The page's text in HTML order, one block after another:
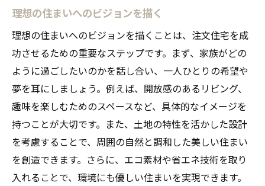
理想の住まいへのビジョンを描く
理想の住まいへのビジョンを描くことは、注文住宅を成
功させるための重要なステップです。まず、家族がどの
ように過ごしたいのかを話し合い、一人ひとりの希望や
夢を耳にしましょう。例えば、開放感のあるリビング、
趣味を楽しむためのスペースなど、具体的なイメージを
持つことが大切です。また、土地の特性を活かした設計
を考慮することで、周囲の自然と調和した美しい住まい
を創造できます。さらに、エコ素材や省エネ技術を取り
入れることで、環境にも優しい住まいを実現できます。